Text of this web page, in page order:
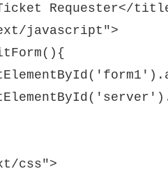
Requester</
javascript">
css">